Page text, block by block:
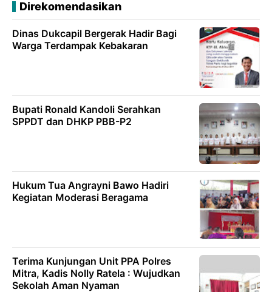
Direkomendasikan
Dinas Dukcapil Bergerak Hadir Bagi
Warga Terdampak Kebakaran
Bupati Ronald Kandoli Serahkan
SPPDT dan DHKP PBB-P2
Hukum Tua Angrayni Bawo Hadiri
Kegiatan Moderasi Beragama
Terima Kunjungan Unit PPA Polres
Mitra, Kadis Nolly Ratela : Wujudkan
Sekolah Aman Nyaman